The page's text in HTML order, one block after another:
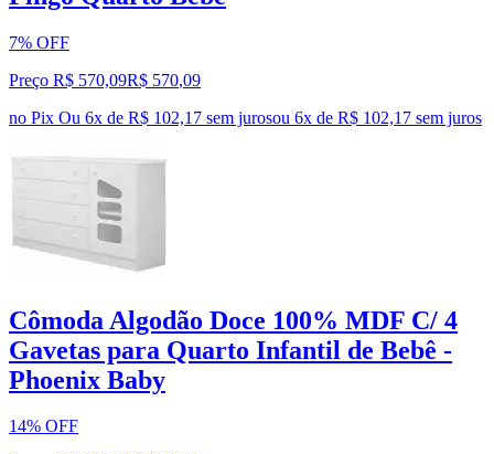
7% OFF
Preço R$ 570,09R$ 570,09
no Pix Ou 6x de R$ 102,17 sem jurosou 6x de R$ 102,17 sem juros
Cômoda Algodão Doce 100% MDF C/ 4
Gavetas para Quarto Infantil de Bebê -
Phoenix Baby
14% OFF